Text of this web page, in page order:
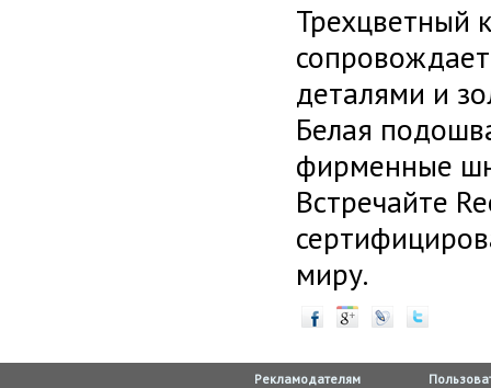
Трехцветный
деталями и
Белая
фирменные
Встречайте
миру.
Рекламодателям